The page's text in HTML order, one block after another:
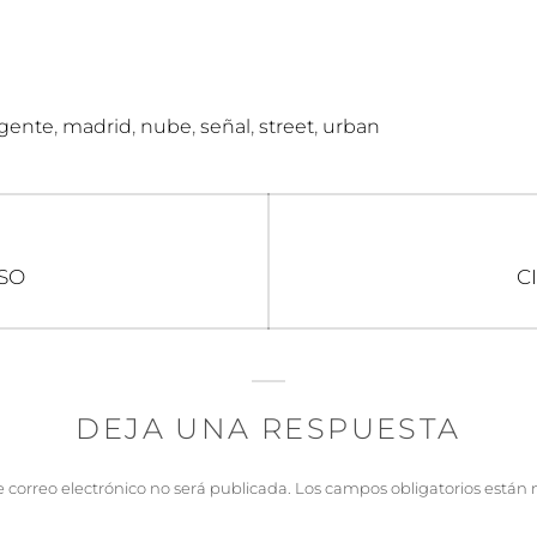
, madrid, nube, señal, street, urban
DEJA UNA RESPUESTA
correo electrónico no será publicada. Los campos obligatorios están